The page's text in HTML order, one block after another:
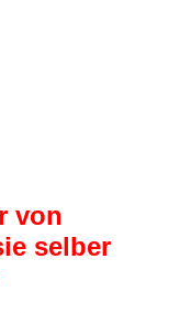
von
selber